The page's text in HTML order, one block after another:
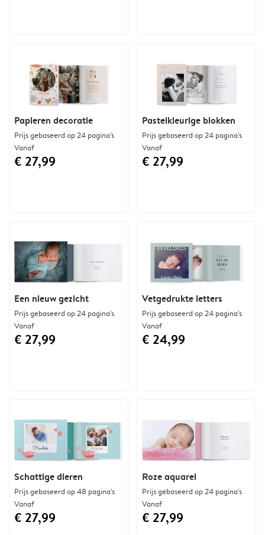
Pastelkleurige blokken
Prijs gebaseerd op 24 pagina's
Vanaf
€ 27,99
Papieren decoratie
Prijs gebaseerd op 24 pagina's
Vanaf
€ 27,99
Vetgedrukte letters
Prijs gebaseerd op 24 pagina's
Vanaf
€ 24,99
Schattige dieren
Prijs gebaseerd op 48 pagina's
Vanaf
€ 27,99
Een nieuw gezicht
Prijs gebaseerd op 24 pagina's
Vanaf
€ 27,99
Roze aquarel
Prijs gebaseerd op 24 pagina's
Vanaf
€ 27,99